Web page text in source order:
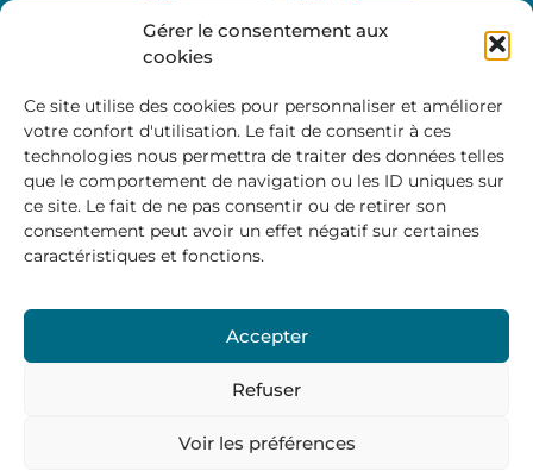
Gérer le consentement aux
cookies
Ce site utilise des cookies pour personnaliser et améliorer
votre confort d'utilisation. Le fait de consentir à ces
technologies nous permettra de traiter des données telles
que le comportement de navigation ou les ID uniques sur
ce site. Le fait de ne pas consentir ou de retirer son
consentement peut avoir un effet négatif sur certaines
caractéristiques et fonctions.
Accepter
Refuser
Voir les préférences
A propos
Site officiel de la Communauté de Communes
Marche et Combraille en Aquitaine
Horaires d’ouverture :
9:00 – 12:00 / 14:00 – 17:00
Vendredi: 9:00 – 12:00
Mentions Légales–Politique des cookies